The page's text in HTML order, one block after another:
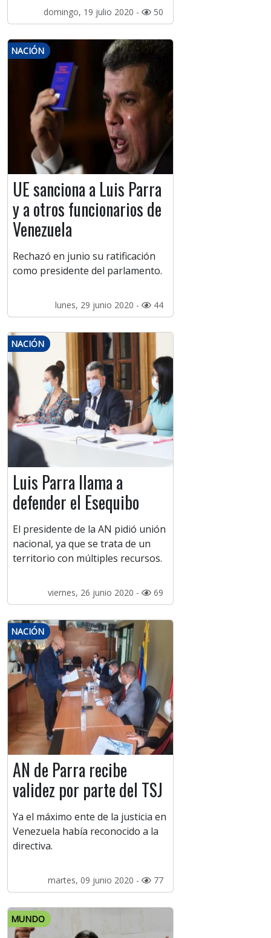
domingo, 19 julio 2020 - 50
NACIÓN
UE sanciona a Luis Parra
y a otros funcionarios de
Venezuela
Rechazó en junio su ratificación
como presidente del parlamento.
lunes, 29 junio 2020 - 44
NACIÓN
Luis Parra llama a
defender el Esequibo
El presidente de la AN pidió unión
nacional, ya que se trata de un
territorio con múltiples recursos.
viernes, 26 junio 2020 - 69
NACIÓN
AN de Parra recibe
validez por parte del TSJ
Ya el máximo ente de la justicia en
Venezuela había reconocido a la
directiva.
martes, 09 junio 2020 - 77
MUNDO